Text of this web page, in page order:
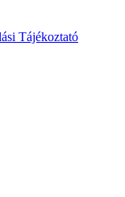
Tájékoztató